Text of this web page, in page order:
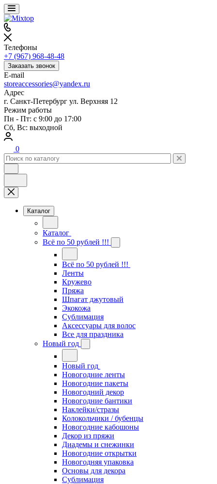
Телефоны
+7 (967) 968-48-48
Заказать звонок
E-mail
storeaccessories@yandex.ru
Адрес
г. Санкт-Петербург ул. Верхняя 12
Режим работы
Пн - Пт: с 9:00 до 17:00
Сб, Вс: выходной
0
Каталог
Каталог
Всё по 50 рублей !!!
Всё по 50 рублей !!!
Ленты
Кружево
Пряжа
Шпагат джутовый
Экокожа
Сублимация
Аксессуары для волос
Все для праздника
Новый год
Новый год
Новогодние ленты
Новогодние пакеты
Новогодний декор
Новогодние бантики
Наклейки/стразы
Колокольчики / бубенцы
Новогодние кабошоны
Декор из пряжи
Диадемы и снежинки
Новогодние открытки
Новогодняя упаковка
Основы для декора
Сублимация